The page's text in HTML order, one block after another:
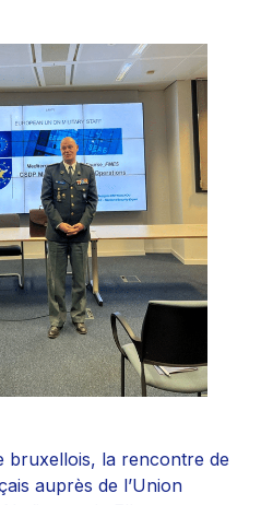
bruxellois, la rencontre de
auprès de l’Union